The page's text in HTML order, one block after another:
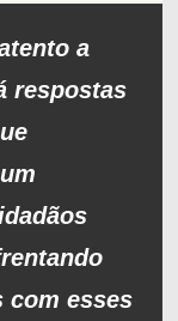
a
respostas
com esses